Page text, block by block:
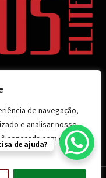
de navegação,
e analisar nosso
concorda com o uso
reservados.
de ajuda?